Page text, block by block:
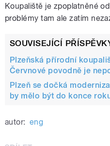
Koupaliště je zpoplatněné
problémy tam ale zatím
SOUVISEJÍCÍ
Plzeňská přírodní
Červnové povodně je
Plzeň se dočká
by mělo být do konce
autor: eng